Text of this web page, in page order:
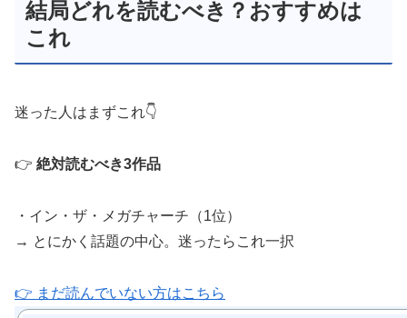
結局どれを読むべき？おすすめは
これ
迷った人はまずこれ👇
👉 絶対読むべき3作品
・イン・ザ・メガチャーチ（1位）
→ とにかく話題の中心。迷ったらこれ一択
👉 まだ読んでいない方はこちら